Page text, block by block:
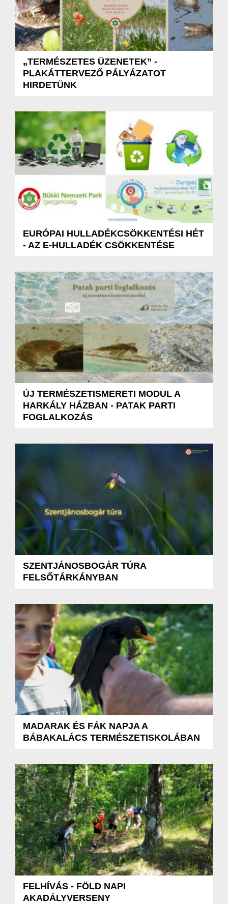
„TERMÉSZETES ÜZENETEK” -
PLAKÁTTERVEZŐ PÁLYÁZATOT
HIRDETÜNK
EURÓPAI HULLADÉKCSÖKKENTÉSI HÉT
- AZ E-HULLADÉK CSÖKKENTÉSE
ÚJ TERMÉSZETISMERETI MODUL A
HARKÁLY HÁZBAN - PATAK PARTI
FOGLALKOZÁS
SZENTJÁNOSBOGÁR TÚRA
FELSŐTÁRKÁNYBAN
MADARAK ÉS FÁK NAPJA A
BÁBAKALÁCS TERMÉSZETISKOLÁBAN
FELHÍVÁS - FÖLD NAPI
AKADÁLYVERSENY